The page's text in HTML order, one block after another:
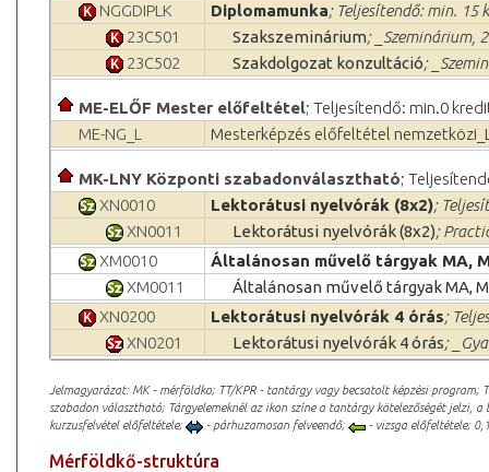
NGGDIPLK
Diplomamunka; Teljesítendő: min. 15
23C501
Szakszeminárium; _Szeminárium,
23C502
Szakdolgozat konzultáció;
ME-ELŐF Mester előfeltétel; Teljesítendő: min.0
ME-NG_L
Mesterképzés előfeltétel
MK-LNY Központi szabadonválasztható;
XN0010
Lektorátusi nyelvórák (8x2);
XN0011
Lektorátusi nyelvórák (8x2);
XM0010
Általánosan művelő tárgyak MA,
XM0011
Általánosan művelő tárgyak MA,
XN0200
Lektorátusi nyelvórák 4 órás;
XN0201
Lektorátusi nyelvórák 4 órás;
Jelmagyarázat: MK - mérföldko; TT/KPR - tantárgy vagy becsatolt képzési program;
szabadon választható; Tárgyelemeknél az ikon színe a tantárgy kötelezőségét jelzi,
kurzusfelvétel előfeltétele;
- párhuzamosan felveendő; - vizsga előfeltétele;
Mérföldkő-struktúra